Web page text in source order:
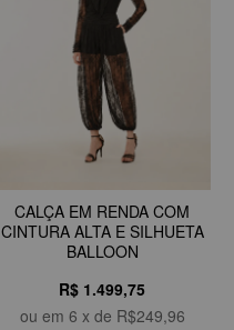
CALÇA EM RENDA COM
CINTURA ALTA E SILHUETA
BALLOON
R$ 1.499,75
ou em 6 x de R$249,96